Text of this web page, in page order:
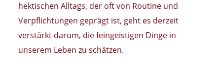
hektischen Alltags, der oft von Routine und
Verpflichtungen geprägt ist, geht es derzeit
verstärkt darum, die feingeistigen Dinge in
unserem Leben zu schätzen.